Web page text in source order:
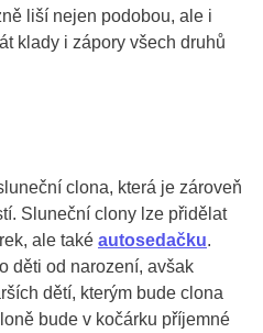
liší nejen podobou, ale i
klady i zápory všech druhů
clona, která je zároveň
Sluneční clony lze přidělat
ale také autosedačku.
děti od narození, avšak
dětí, kterým bude clona
bude v kočárku příjemné